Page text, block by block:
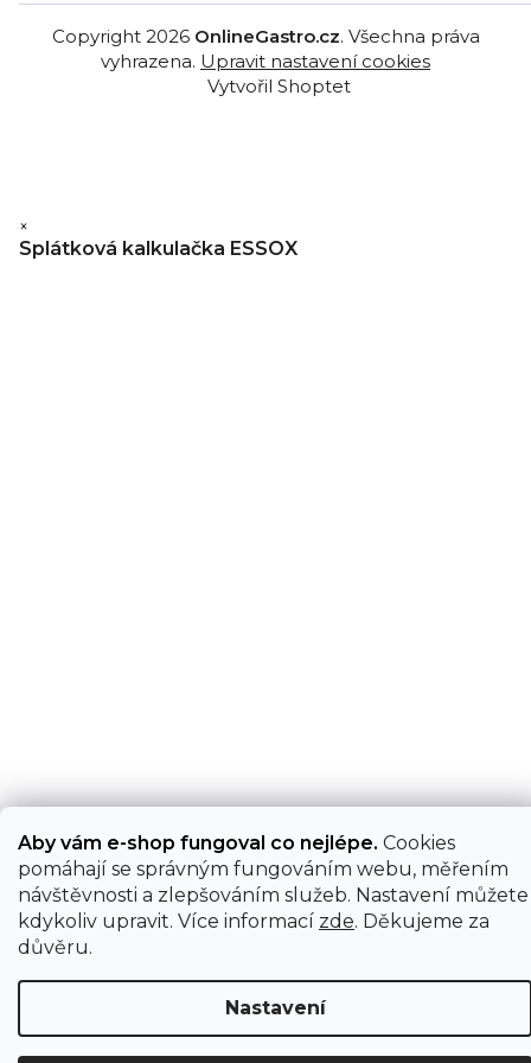
Aby vám e-shop fungoval co nejlépe. Cookies
pomáhají se správným fungováním webu, měřením
návštěvnosti a zlepšováním služeb. Nastavení můžete
kdykoliv upravit. Více informací zde. Děkujeme za
důvěru.
Nastavení
Vytvořil Shoptet
Copyright 2026 OnlineGastro.cz. Všechna práva
vyhrazena. Upravit nastavení cookies
×
Splátková kalkulačka ESSOX